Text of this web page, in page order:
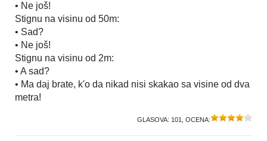
• Ne još!
Stignu na visinu od 50m:
• Sad?
• Ne još!
Stignu na visinu od 2m:
• A sad?
• Ma daj brate, k'o da nikad nisi skakao sa visine od dva
metra!
GLASOVA: 101 , OCENA: